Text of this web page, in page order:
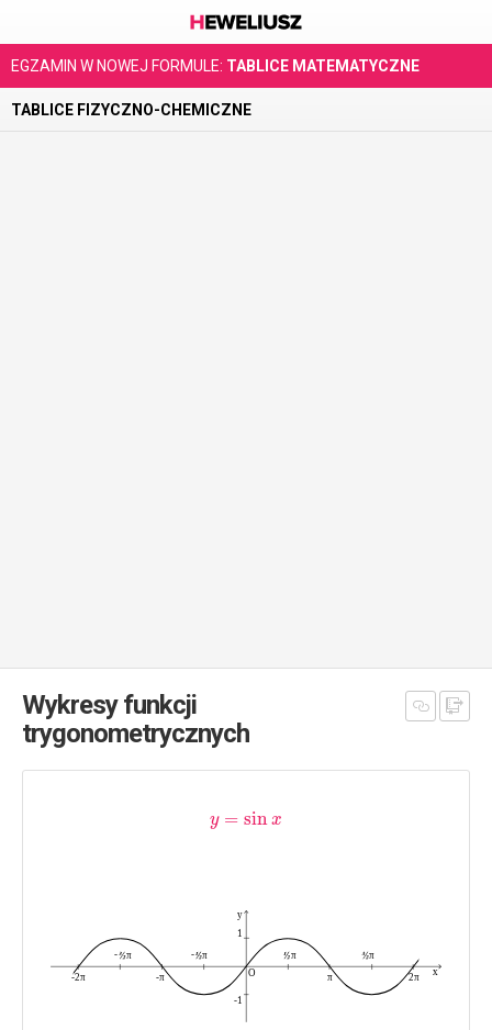
EGZAMIN W NOWEJ FORMULE: TABLICE MATEMATYCZNE
TABLICE FIZYCZNO-CHEMICZNE
Wykresy funkcji
trygonometrycznych
y = sinx